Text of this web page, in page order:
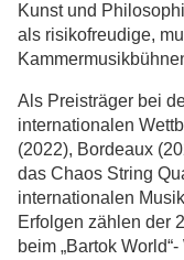
Kunst und
als risikofreudige,
Als Preisträger bei
internationalen
(2022), Bordeaux
das Chaos String
internationalen
Erfolgen zählen der
beim „Bartok